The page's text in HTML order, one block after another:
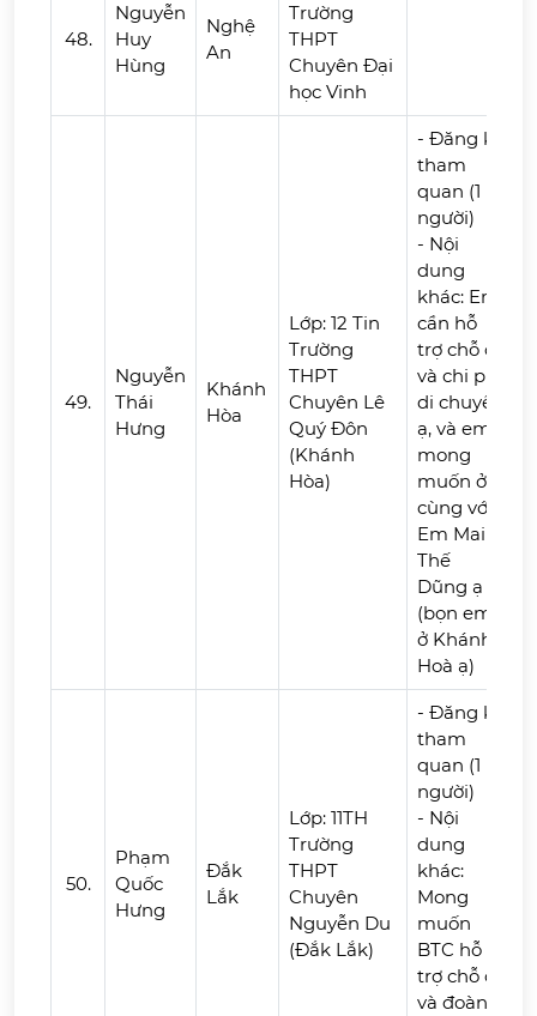
48.
Nguyễn
Huy
Hùng
Nghệ
An
Trường
THPT
Chuyên Đại
học Vinh
49.
Nguyễn
Thái
Hưng
Khánh
Hòa
Lớp: 12 Tin
Trường
THPT
Chuyên Lê
Quý Đôn
(Khánh
Hòa)
- Đăng ký
tham
quan (1
người)
- Nội
dung
khác: Em
cần hỗ
trợ chỗ ở
và chi phí
di chuyển
ạ, và em
mong
muốn ở
cùng với
Em Mai
Thế
Dũng ạ
(bọn em
ở Khánh
Hoà ạ)
50.
Phạm
Quốc
Hưng
Đắk
Lắk
Lớp: 11TH
Trường
THPT
Chuyên
Nguyễn Du
(Đắk Lắk)
- Đăng ký
tham
quan (1
người)
- Nội
dung
khác:
Mong
muốn
BTC hỗ
trợ chỗ ở
và đoàn